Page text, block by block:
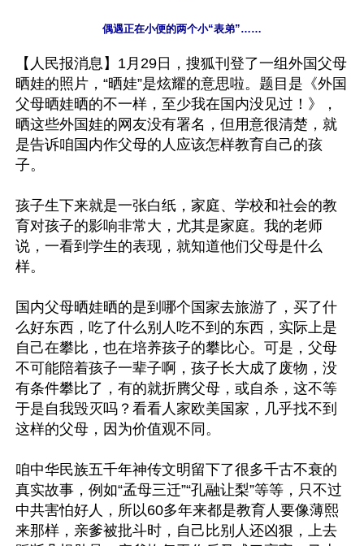
偶遇正在小便的两个小“表弟”……
【人民报消息】1月29日，搜狐刊登了一组外国父母
晒娃的照片，“晒娃”是炫耀的意思啦。题目是《外国
父母晒娃晒的不一样，至少我在国内没见过！》，
晒这些外国娃的网友没有署名，但用意很清楚，就
是告诉咱国内作父母的人应该怎样教育自己的孩
子。
孩子生下来就是一张白纸，家庭、学校和社会的教
育对孩子的影响非常大，尤其是家庭。我的老师
说，一看到学生的表现，就知道他们父母是什么
样。
国内父母晒娃晒的是到哪个国家去旅游了，买了什
么好东西，吃了什么别人吃不到的东西，实际上是
自己在攀比，也在培养孩子的攀比心。可是，父母
不可能陪着孩子一辈子啊，孩子长大成了废物，没
有条件攀比了，有的就折腾父母，或自杀，这不等
于是自我毁灭吗？看看人家欧美国家，几乎找不到
这样的父母，因为价值观不同。
咱中华民族五千年神传文明留下了很多千古不衰的
真实故事，例如“孟母三迁”“孔融让梨”等等，只不过
中共害怕好人，所以60多年来都是教育人要像薄熙
来那样，亲爹被批斗时，自己比别人还凶狠，上去